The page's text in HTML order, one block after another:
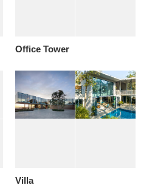
Office Tower
Villa